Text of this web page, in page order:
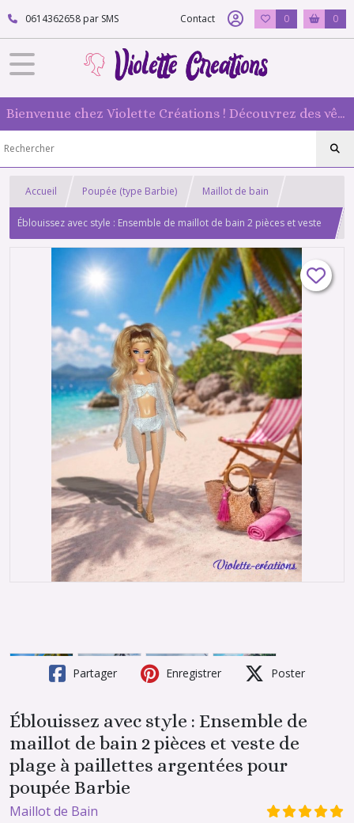
0614362658 par SMS Contact 0 0
Bienvenue chez Violette Créations ! Découvrez des vêtements faits main pour vos poupées mannequin : originaux et 100 % fabriqués en France
Accueil Poupée (type Barbie) Maillot de bain
Éblouissez avec style : Ensemble de maillot de bain 2 pièces et veste
de plage à paillettes argentées pour poupée Barbie
Partager Enregistrer Poster
Éblouissez avec style : Ensemble de
maillot de bain 2 pièces et veste de
plage à paillettes argentées pour
poupée Barbie
Maillot de Bain